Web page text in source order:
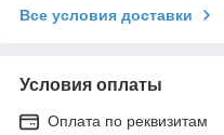
Все условия доставки
Условия оплаты
Оплата по реквизитам